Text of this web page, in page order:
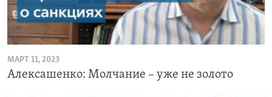
МАРТ 11, 2023
Алексашенко: Молчание – уже не золото